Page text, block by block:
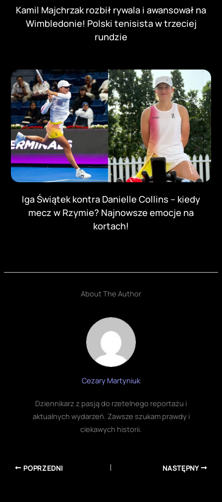
Kamil Majchrzak rozbił rywala i awansował na
Wimbledonie! Polski tenisista w trzeciej
rundzie
Iga Świątek kontra Danielle Collins – kiedy
mecz w Rzymie? Najnowsze emocje na
kortach!
About The Author
Cezary Martyniuk
Dziennikarz z pasją do rzetelnego reportażu i
aktualnych wydarzeń. Zawsze szukam prawdy i
ciekawych historii.
POPRZEDNI NASTĘPNY